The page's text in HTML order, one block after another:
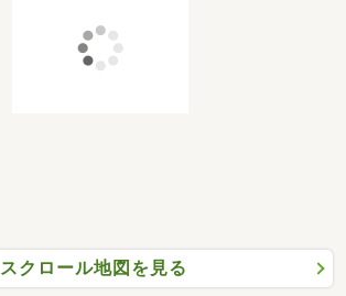
スクロール地図を見る